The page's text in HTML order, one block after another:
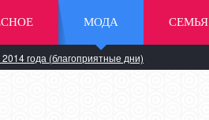
МОДА СЕМЬЯ
года (благоприятные дни)